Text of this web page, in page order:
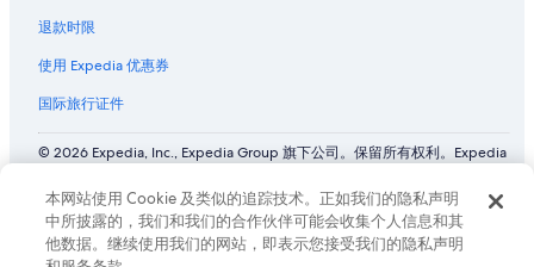
退款时限
使用 Expedia 优惠券
国际旅行证件
© 2026 Expedia, Inc., Expedia Group 旗下公司。保留所有权利。Expedia
标。 CST# 2029030-50.
本网站使用 Cookie 及类似的追踪技术。正如我们的隐私声明
中所披露的，我们和我们的合作伙伴可能会收集个人信息和其
他数据。继续使用我们的网站，即表示您接受我们的隐私声明